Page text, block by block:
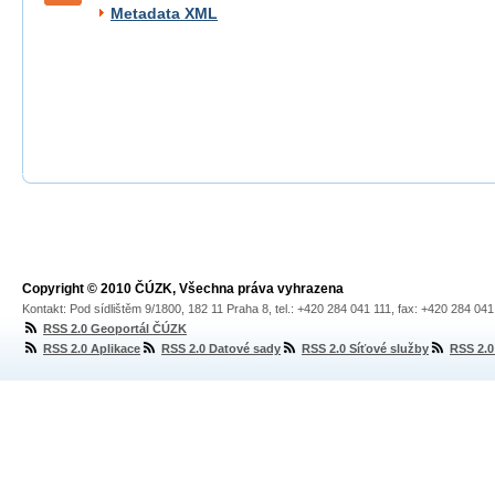
Metadata XML
Copyright © 2010 ČÚZK, Všechna práva vyhrazena
Kontakt: Pod sídlištěm 9/1800, 182 11 Praha 8, tel.: +420 284 041 111, fax: +420 284
RSS 2.0 Geoportál ČÚZK
RSS 2.0 Aplikace
RSS 2.0 Datové sady RSS 2.0 Síťové služby RSS